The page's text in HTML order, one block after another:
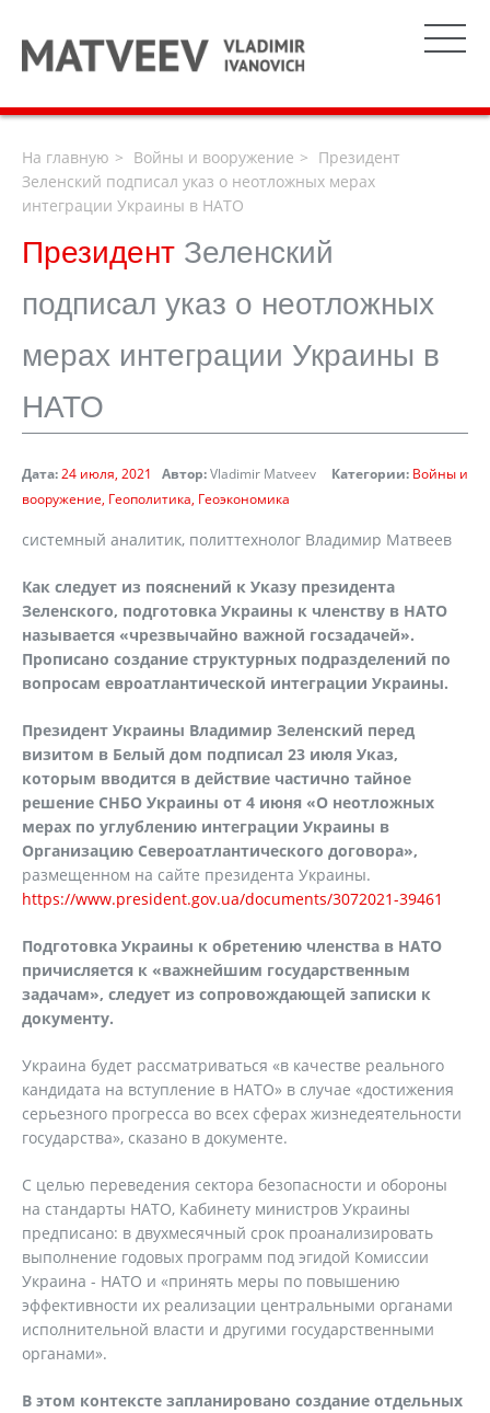
На главную Войны и вооружение
Президент
Зеленский подписал указ о неотложных мерах
интеграции Украины в НАТО
Президент Зеленский
подписал указ о неотложных
мерах интеграции Украины в
НАТО
Дата:24 июля, 2021 Автор:Vladimir Matveev Категории: Войны и
вооружение Геополитика Геоэкономика
системный аналитик, политтехнолог Владимир Матвеев
Как следует из пояснений к Указу президента
Зеленского, подготовка Украины к членству в НАТО
называется «чрезвычайно важной госзадачей».
Прописано создание структурных подразделений по
вопросам евроатлантической интеграции Украины.
Президент Украины Владимир Зеленский перед
визитом в Белый дом подписал 23 июля Указ,
которым вводится в действие частично тайное
решение СНБО Украины от 4 июня «О неотложных
мерах по углублению интеграции Украины в
Организацию Североатлантического договора»,
размещенном на сайте президента Украины.
https://www.president.gov.ua/documents/3072021-39461
Подготовка Украины к обретению членства в НАТО
причисляется к «важнейшим государственным
задачам», следует из сопровождающей записки к
документу.
Украина будет рассматриваться «в качестве реального
кандидата на вступление в НАТО» в случае «достижения
серьезного прогресса во всех сферах жизнедеятельности
государства», сказано в документе.
С целью переведения сектора безопасности и обороны
на стандарты НАТО, Кабинету министров Украины
предписано: в двухмесячный срок проанализировать
выполнение годовых программ под эгидой Комиссии
Украина - НАТО и «принять меры по повышению
эффективности их реализации центральными органами
исполнительной власти и другими государственными
органами».
В этом контексте запланировано создание отдельных